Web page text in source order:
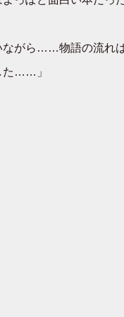
がら……物語の流れ
た……」